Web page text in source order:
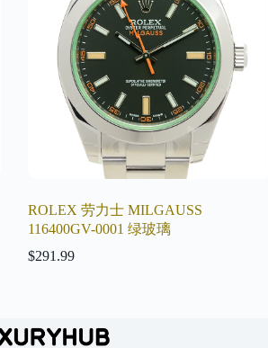
ROLEX 劳力士 MILGAUSS
116400GV-0001 绿玻璃
$291.99